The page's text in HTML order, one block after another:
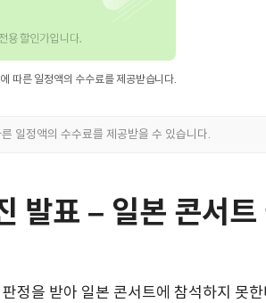
발표 – 일본 콘서트
정을 받아 일본 콘서트에 참석하지 못